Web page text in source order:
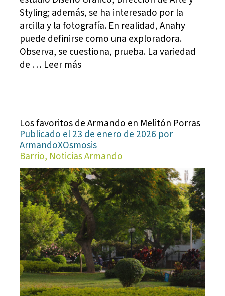
Styling; además, se ha interesado por la
arcilla y la fotografía. En realidad, Anahy
puede definirse como una exploradora.
Observa, se cuestiona, prueba. La variedad
de … Leer más
Los favoritos de Armando en Melitón Porras
Publicado el 23 de enero de 2026 por
ArmandoXOsmosis
Barrio, Noticias Armando